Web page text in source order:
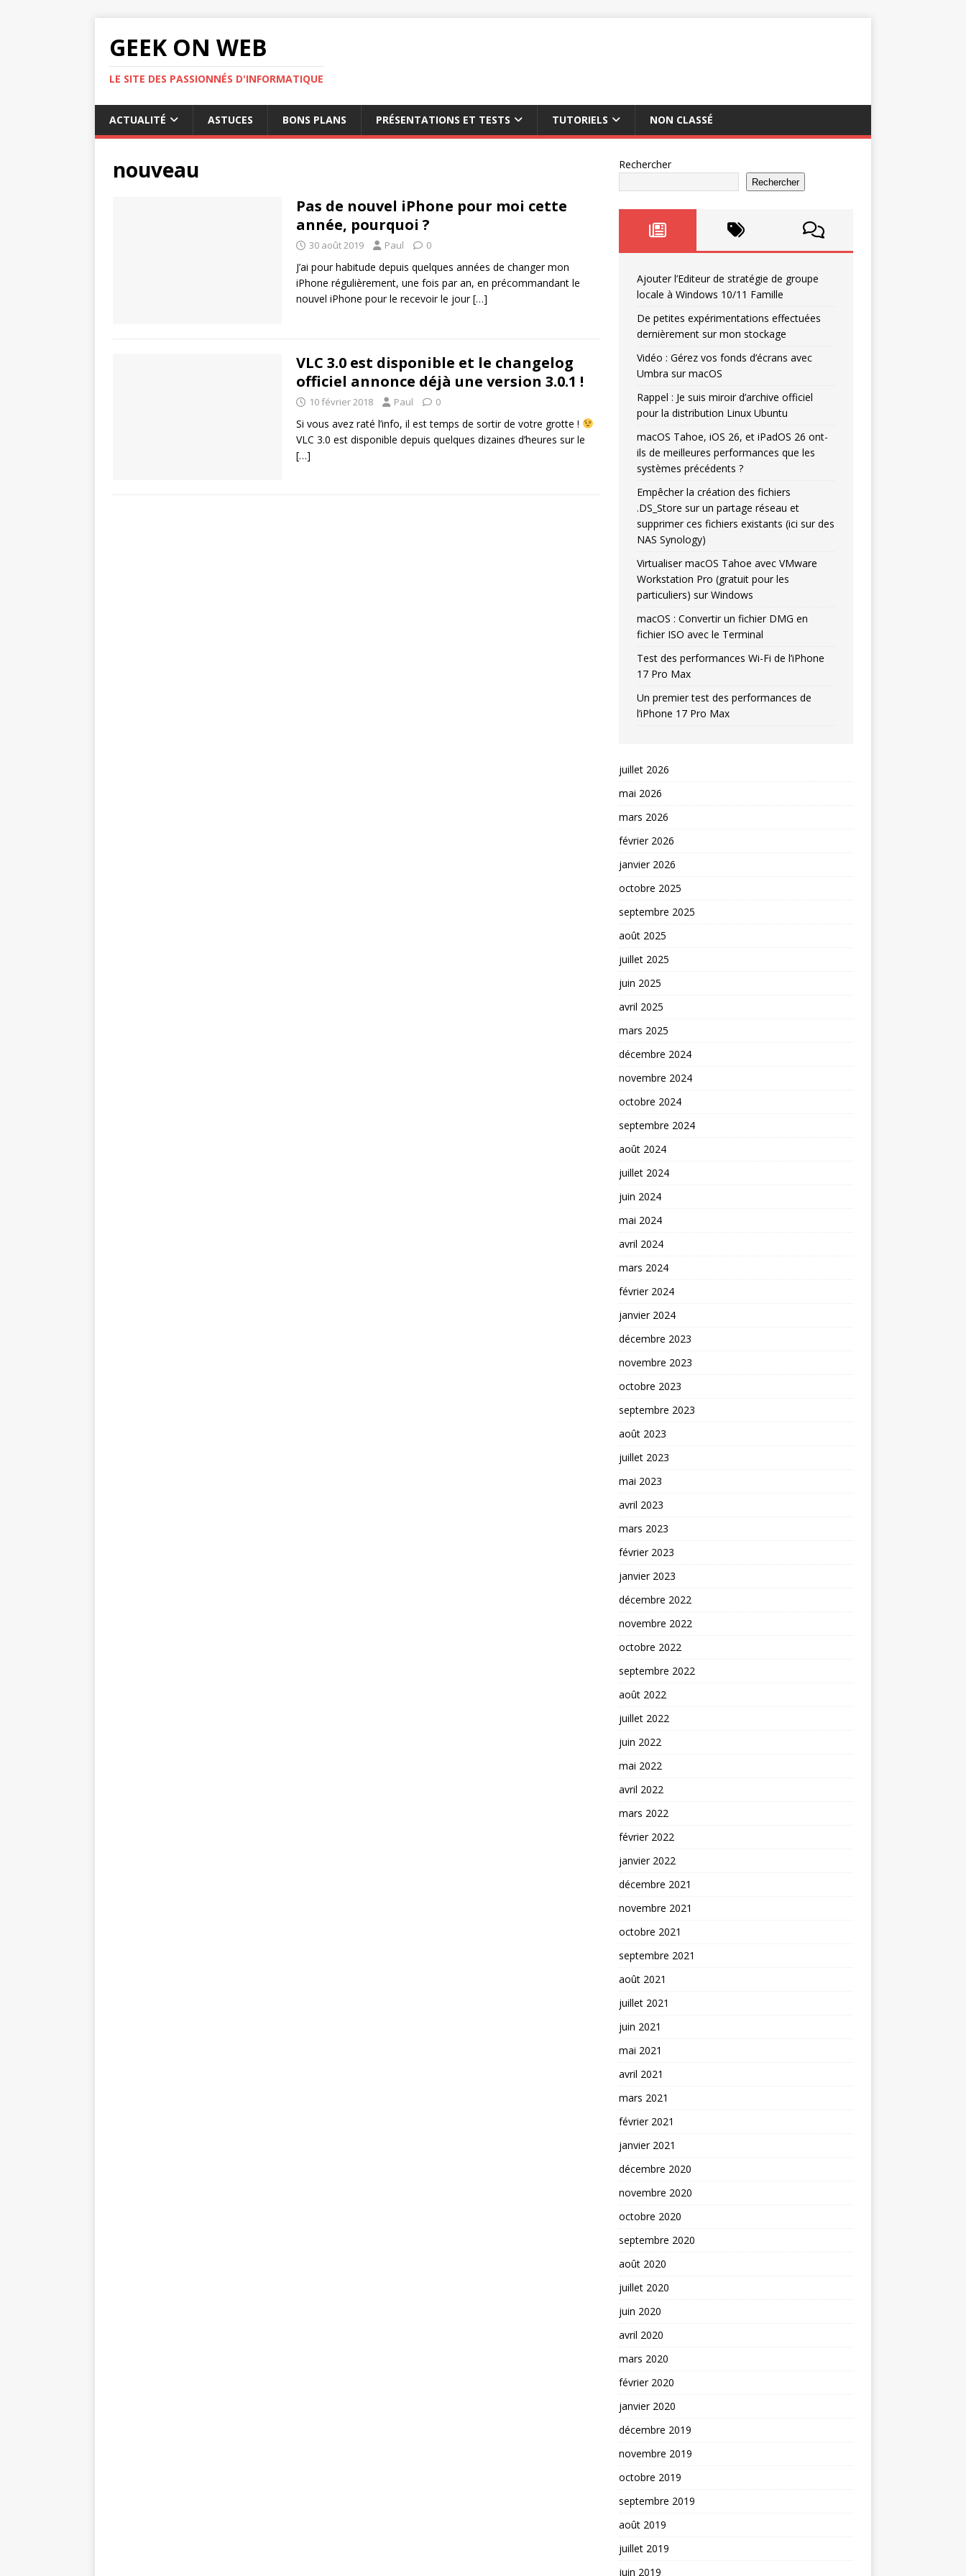
GEEK ON WEB
LE SITE DES PASSIONNÉS D'INFORMATIQUE
ACTUALITÉ ASTUCES BONS PLANS PRÉSENTATIONS ET TESTS TUTORIELS NON CLASSÉ
nouveau
Pas de nouvel iPhone pour moi cette
année, pourquoi ?
30 août 2019 Paul 0
J’ai pour habitude depuis quelques années de changer mon
iPhone régulièrement, une fois par an, en précommandant le
nouvel iPhone pour le recevoir le jour[…]
VLC 3.0 est disponible et le changelog
officiel annonce déjà une version 3.0.1 !
10 février 2018 Paul 0
Si vous avez raté l’info, il est temps de sortir de votre grotte !
VLC 3.0 est disponible depuis quelques dizaines d’heures sur le
[…]
Rechercher
Rechercher
Ajouter l’Editeur de stratégie de groupe
locale à Windows 10/11 Famille
De petites expérimentations effectuées
dernièrement sur mon stockage
Vidéo : Gérez vos fonds d’écrans avec
Umbra sur macOS
Rappel : Je suis miroir d’archive officiel
pour la distribution Linux Ubuntu
macOS Tahoe, iOS 26, et iPadOS 26 ont-
ils de meilleures performances que les
systèmes précédents ?
Empêcher la création des fichiers
.DS_Store sur un partage réseau et
supprimer ces fichiers existants (ici sur des
NAS Synology)
Virtualiser macOS Tahoe avec VMware
Workstation Pro (gratuit pour les
particuliers) sur Windows
macOS : Convertir un fichier DMG en
fichier ISO avec le Terminal
Test des performances Wi-Fi de l’iPhone
17 Pro Max
Un premier test des performances de
l’iPhone 17 Pro Max
juillet 2026
mai 2026
mars 2026
février 2026
janvier 2026
octobre 2025
septembre 2025
août 2025
juillet 2025
juin 2025
avril 2025
mars 2025
décembre 2024
novembre 2024
octobre 2024
septembre 2024
août 2024
juillet 2024
juin 2024
mai 2024
avril 2024
mars 2024
février 2024
janvier 2024
décembre 2023
novembre 2023
octobre 2023
septembre 2023
août 2023
juillet 2023
mai 2023
avril 2023
mars 2023
février 2023
janvier 2023
décembre 2022
novembre 2022
octobre 2022
septembre 2022
août 2022
juillet 2022
juin 2022
mai 2022
avril 2022
mars 2022
février 2022
janvier 2022
décembre 2021
novembre 2021
octobre 2021
septembre 2021
août 2021
juillet 2021
juin 2021
mai 2021
avril 2021
mars 2021
février 2021
janvier 2021
décembre 2020
novembre 2020
octobre 2020
septembre 2020
août 2020
juillet 2020
juin 2020
avril 2020
mars 2020
février 2020
janvier 2020
décembre 2019
novembre 2019
octobre 2019
septembre 2019
août 2019
juillet 2019
juin 2019